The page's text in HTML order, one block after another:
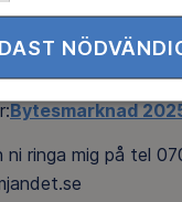
uppbyggnad av
Bytesmarknad
försäljning,
Bytesmarknad
ni ringa mig på tel